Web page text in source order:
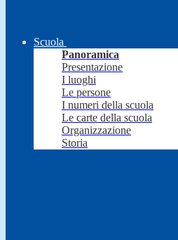
Scuola
Panoramica
Presentazione
I luoghi
Le persone
I numeri della scuola
Le carte della scuola
Organizzazione
Storia